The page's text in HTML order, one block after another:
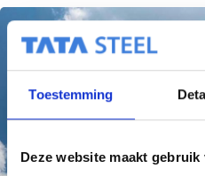
Toestemming
Deze website maakt gebruik